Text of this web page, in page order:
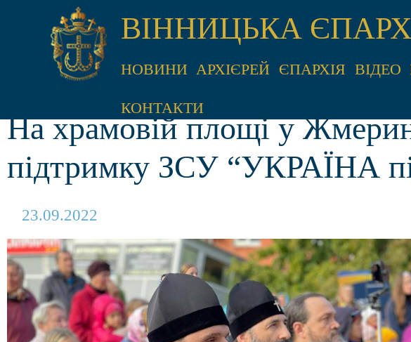
ВІННИЦЬКА
НОВИНИ АРХІЄРЕЙ ЄПАРХІЯ ВІДЕО
КОНТАКТИ
На храмовій площі у
підтримку ЗСУ “УКРАЇНА
23.09.2022